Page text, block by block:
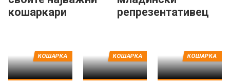
кошаркари
репрезентативец
КОШАРКА КОШАРКА КОШАРКА